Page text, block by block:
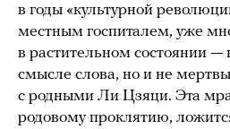
в годы «культурной
местным госпиталем, уже
в растительном состоянии
смысле слова, но и не
с родными Ли Цзяци. Эта
родовому проклятию,